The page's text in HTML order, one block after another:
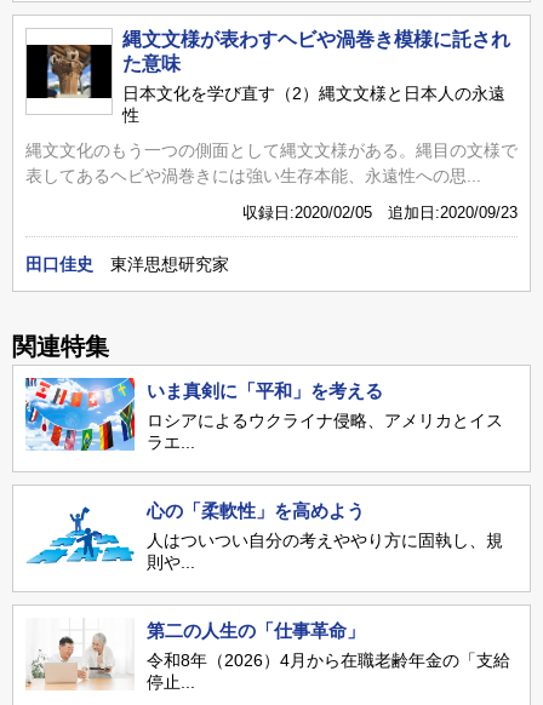
縄文文様が表わすヘビや渦巻き模様に託され
た意味
日本文化を学び直す（2）縄文文様と日本人の永遠
性
縄文文化のもう一つの側面として縄文文様がある。縄目の文様で
表してあるヘビや渦巻きには強い生存本能、永遠性への思...
収録日:2020/02/05 追加日:2020/09/23
田口佳史 東洋思想研究家
関連特集
いま真剣に「平和」を考える
ロシアによるウクライナ侵略、アメリカとイス
ラエ...
心の「柔軟性」を高めよう
人はついつい自分の考えややり方に固執し、規
則や...
第二の人生の「仕事革命」
令和8年（2026）4月から在職老齢年金の「支給
停止...